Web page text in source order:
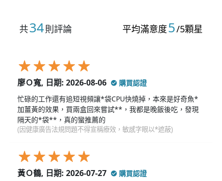
共34則評論 平均滿意度5/5顆星
廖Ｏ寬, 日期: 2026-08-06
購買認證
忙碌的工作還有追短視頻讓*袋CPU快燒掉，本來是好奇魚*
加薑黃的效果，買兩盒回來嘗試**，我都是晚飯後吃，發現
隔天的*袋**，真的蠻推薦的
(因健康廣告法規問題不得宣稱療效，敏感字眼以*遮蔽)
黃Ｏ鶴, 日期: 2026-07-27 購買認證